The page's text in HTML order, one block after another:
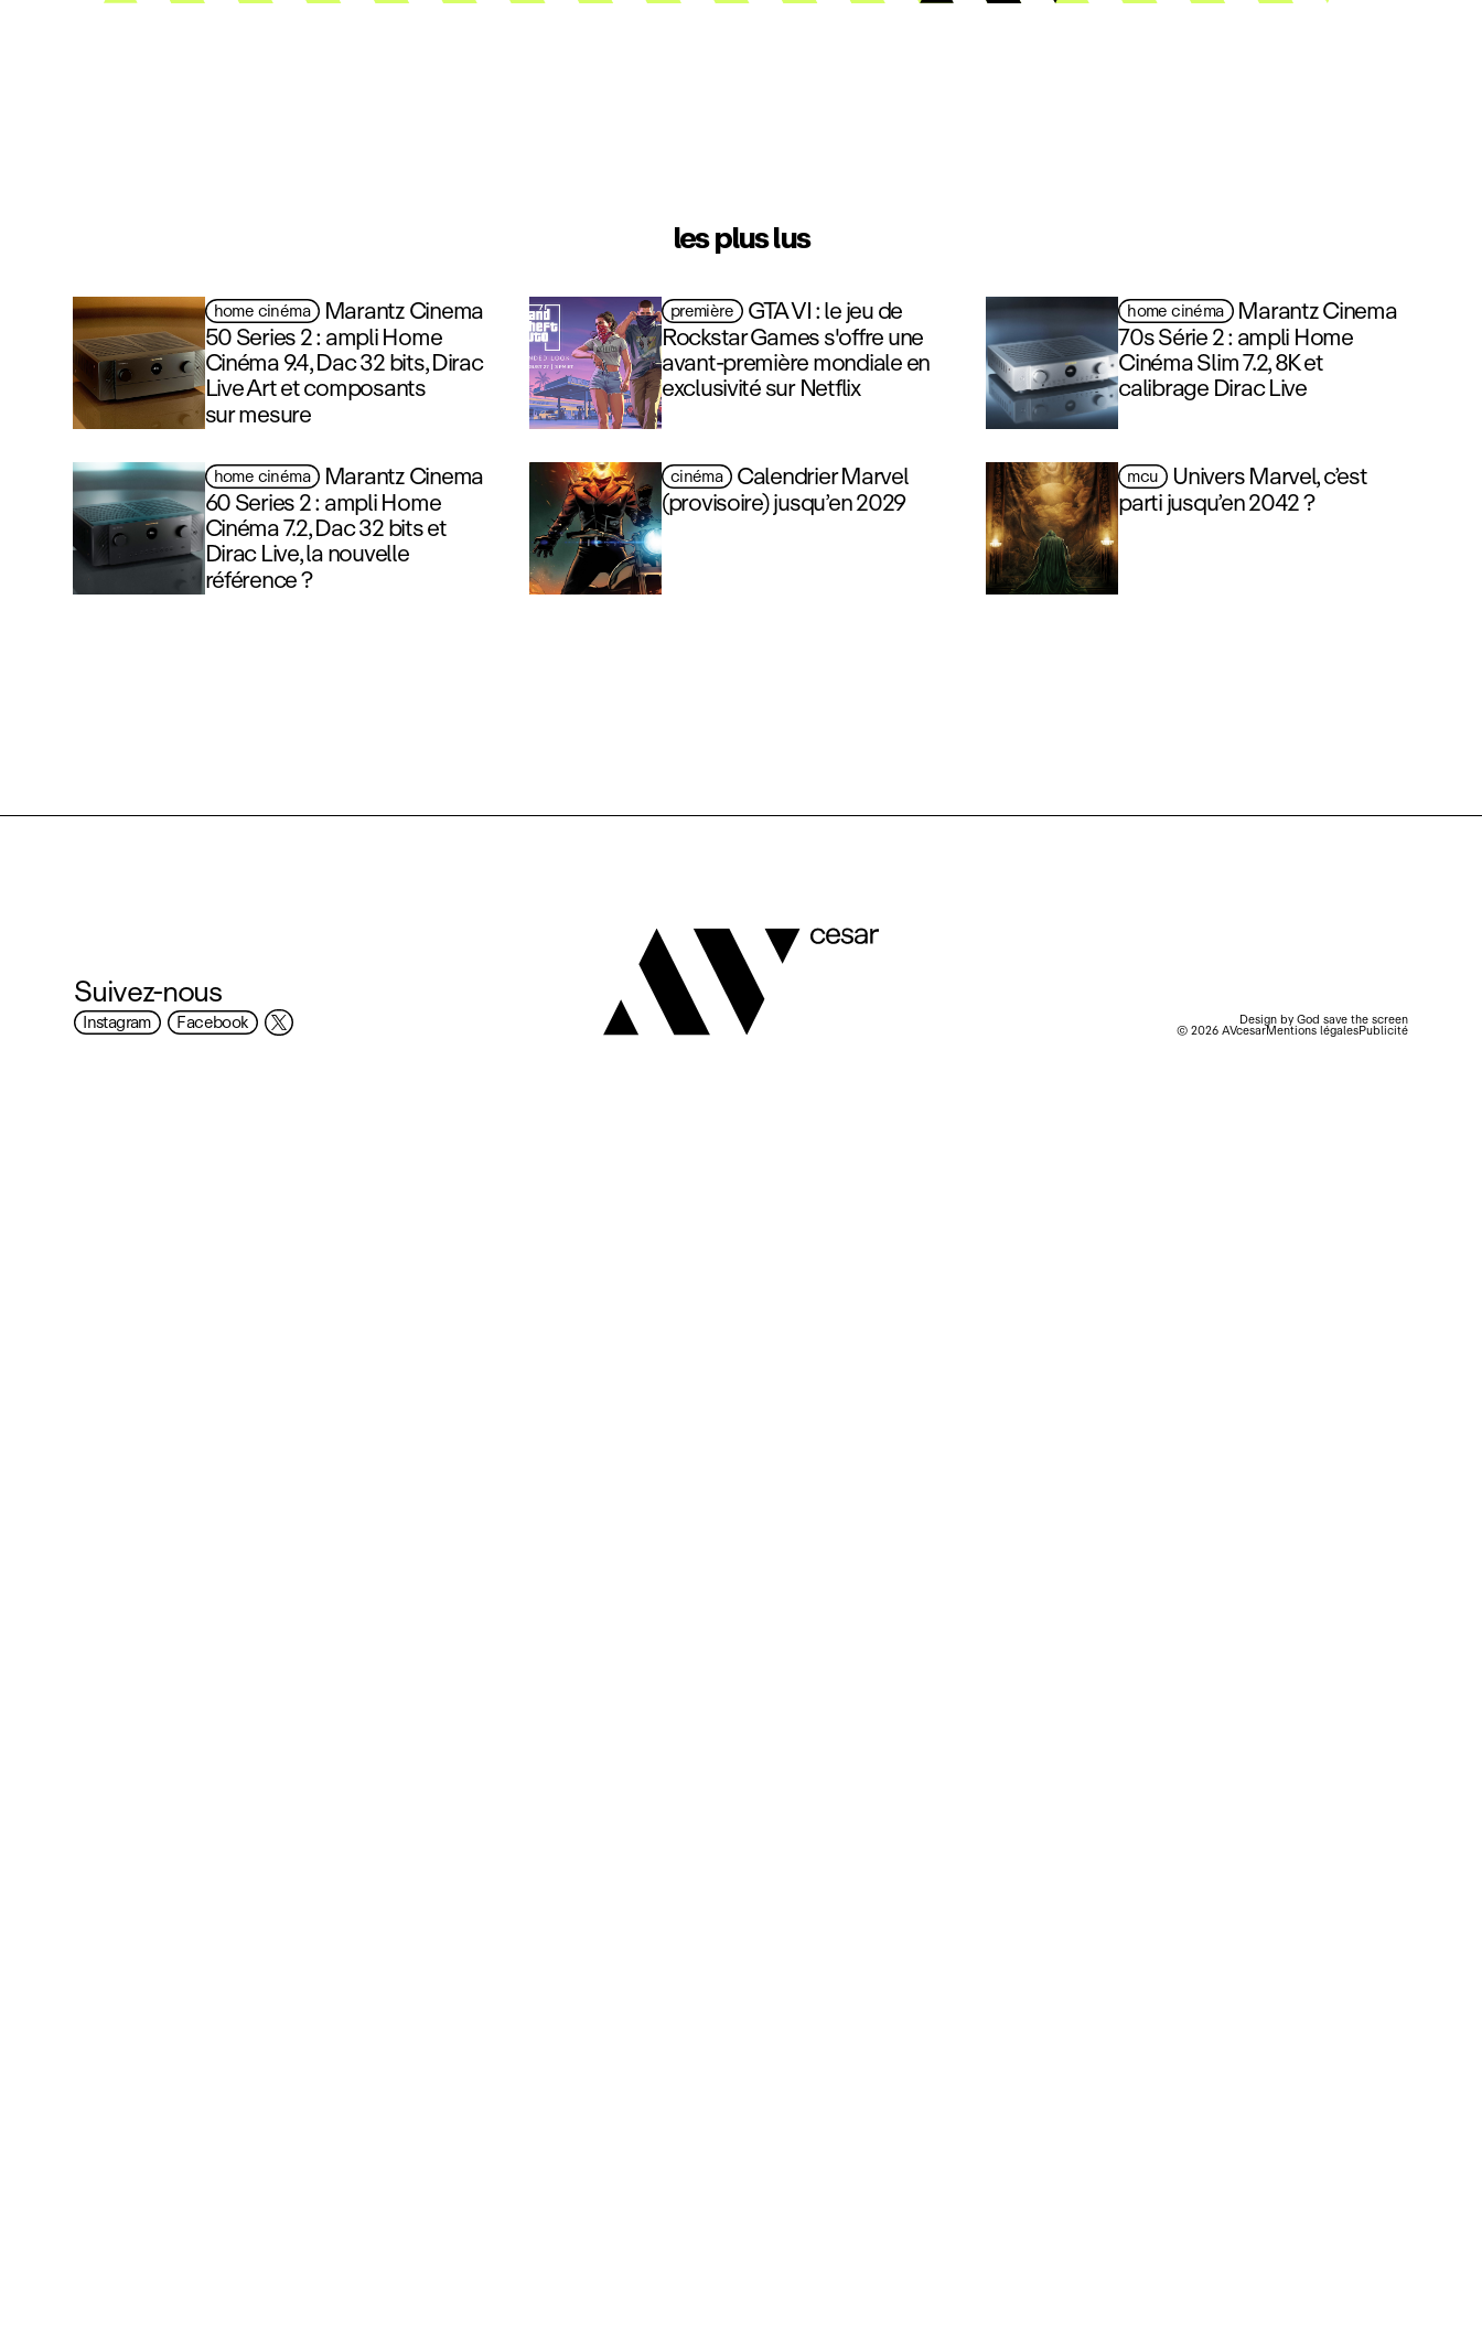
les plus lus
home cinéma Marantz Cinema
50 Series 2 : ampli Home
Cinéma 9.4, Dac 32 bits, Dirac
Live Art et composants
sur mesure
première GTA VI : le jeu de
Rockstar Games s'offre une
avant‑première mondiale en
exclusivité sur Netflix
home cinéma Marantz Cinema
70s Série 2 : ampli Home
Cinéma Slim 7.2, 8K et
calibrage Dirac Live
home cinéma Marantz Cinema
60 Series 2 : ampli Home
Cinéma 7.2, Dac 32 bits et
Dirac Live, la nouvelle
référence ?
cinéma Calendrier Marvel
(provisoire) jusqu’en 2029
mcu Univers Marvel, c’est
parti jusqu’en 2042 ?
Suivez-nous
Instagram Facebook Design byGod save the screen
© 2026 AVcesarMentions légalesPublicité